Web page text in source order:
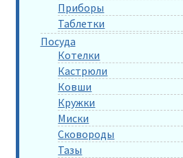
Приборы
Таблетки
Посуда
Котелки
Кастрюли
Ковши
Кружки
Миски
Сковороды
Тазы